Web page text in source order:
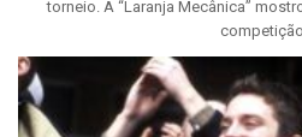
torneio. A “Laranja Mecânica”
competição